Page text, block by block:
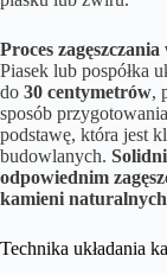
Proces
Piasek lub pospółka
do 30 centymetrów,
sposób
podstawę, która jest
budowlanych.
odpowiednim
kamieni
Technika układania